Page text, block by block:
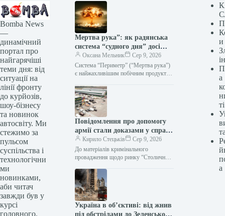
Bomba News
—
динамічний
портал про
найгарячіші
теми дня: від
ситуації на
лінії фронту
до курйозів,
шоу-бізнесу
та новинок
автосвіту. Ми
стежимо за
пульсом
суспільства і
технологічни
ми
новинками,
аби читач
завжди був у
курсі
головного.
Мертва рука”: як радянська
система “судного дня” досі
загрожує світу
Оксана Мельник
Сер 9, 2026
Система “Периметр” (“Мертва рука”)
є найжахливішим побічним продуктом
знищення” / фото –
ua.depositphotos.com Хоча прийнято
вважати, що…
Повідомлення про допомогу
армії стали доказами у справі
ринку “Столичний”
Кирило Стецьків
Сер 9, 2026
До матеріалів кримінального
провадження щодо ринку “Столичний”
просування 22 дописів у Facebook як
підтвердження нібито систематичної…
Україна в об’єктиві: від жнив
під обстрілами до Зеленського
и
а
ті
а